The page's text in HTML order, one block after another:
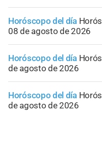
Horóscopo del día
08 de agosto de 2026
Horóscopo del día
de agosto de 2026
Horóscopo del día
de agosto de 2026